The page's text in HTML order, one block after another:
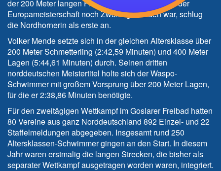
der 200 Meter langen Freistil-Distanz, die sie bei der
Europameisterschaft noch Zweite geworden war, schlug
die Nordhornerin als erste an.
Volker Mende setzte sich in der gleichen Altersklasse über
200 Meter Schmetterling (2:42,59 Minuten) und 400 Meter
Lagen (5:44,61 Minuten) durch. Seinen dritten
norddeutschen Meistertitel holte sich der Waspo-
Schwimmer mit großem Vorsprung über 200 Meter Lagen,
für die er 2:38,86 Minuten benötigte.
Für den zweitägigen Wettkampf im Goslarer Freibad hatten
80 Vereine aus ganz Norddeutschland 892 Einzel- und 22
Staffelmeldungen abgegeben. Insgesamt rund 250
Altersklassen-Schwimmer gingen an den Start. In diesem
Jahr waren erstmalig die langen Strecken, die bisher als
separater Wettkampf ausgetragen worden waren, integriert.